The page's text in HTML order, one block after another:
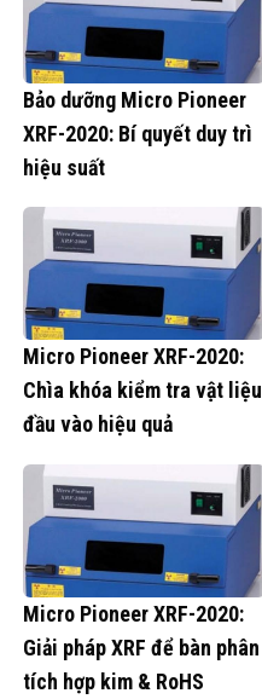
Bảo dưỡng Micro Pioneer
XRF-2020: Bí quyết duy trì
hiệu suất
Micro Pioneer XRF-2020:
Chìa khóa kiểm tra vật liệu
đầu vào hiệu quả
Micro Pioneer XRF-2020:
Giải pháp XRF để bàn phân
tích hợp kim & RoHS